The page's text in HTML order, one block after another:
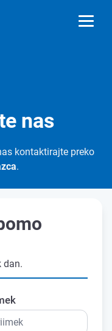
nas
kontaktirajte preko
.
dan.